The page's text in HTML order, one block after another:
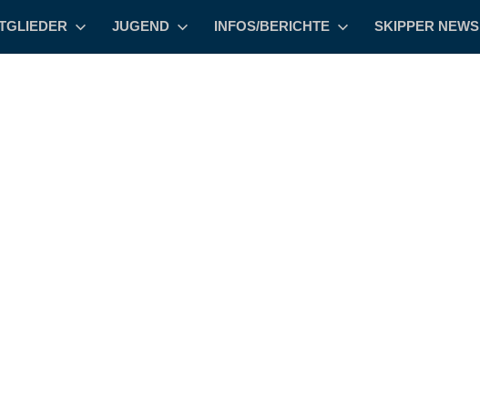
JUGEND INFOS/BERICHTE SKIPPER NEWS